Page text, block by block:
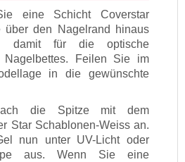
eine Schicht Coverstar
über den Nagelrand hinaus
damit für die optische
Nagelbettes. Feilen Sie im
in die gewünschte
die Spitze mit dem
Star Schablonen-Weiss an.
nun unter UV-Licht oder
aus. Wenn Sie eine